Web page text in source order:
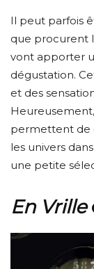
Il peut parfois
que procurent
vont apporter
dégustation.
et des
permettent de
les univers
une petite
En Vrille